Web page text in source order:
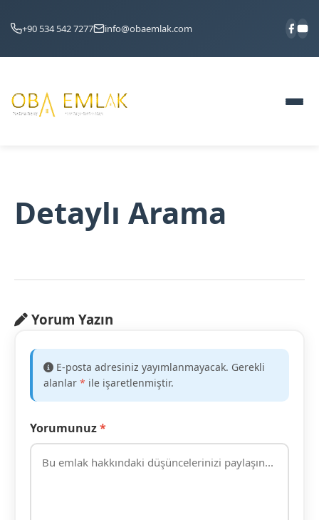
+90 534 542 7277 info@obaemlak.com
Detaylı Arama
Yorum Yazın
E-posta adresiniz yayımlanmayacak. Gerekli
alanlar * ile işaretlenmiştir.
Yorumunuz*